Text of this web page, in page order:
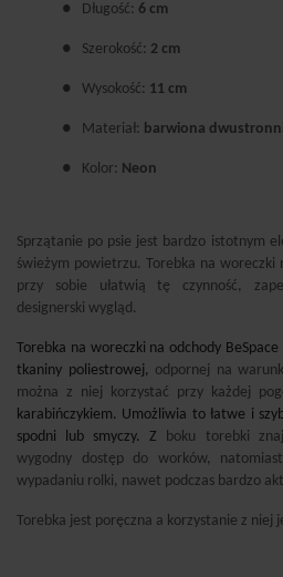
● Długość: 6 cm
● Szerokość: 2 cm
● Wysokość: 11 cm
● Materiał: barwiona
● Kolor: Neon
Sprzątanie po psie jest bardzo istotnym
świeżym powietrzu. Torebka na woreczki
przy sobie ułatwią tę czynność,
designerski wygląd.
Torebka na woreczki na odchody
tkaniny poliestrowej, odpornej na
można z niej korzystać przy każdej
karabińczykiem. Umożliwia to łatwe i
spodni lub smyczy. Z
boku torebki
wygodny dostęp do worków,
wypadaniu rolki, nawet podczas bardzo
Torebka jest poręczna a korzystanie z niej